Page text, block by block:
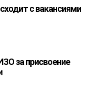
с вакансиями
за присвоение